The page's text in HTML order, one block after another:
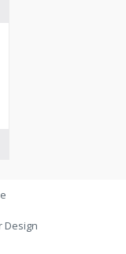
Design